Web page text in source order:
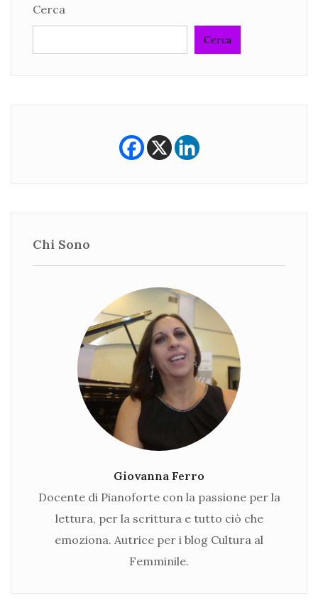
Cerca
Cerca
Chi Sono
Giovanna Ferro
Docente di Pianoforte con la passione per la
lettura, per la scrittura e tutto ciò che
emoziona. Autrice per i blog Cultura al
Femminile.